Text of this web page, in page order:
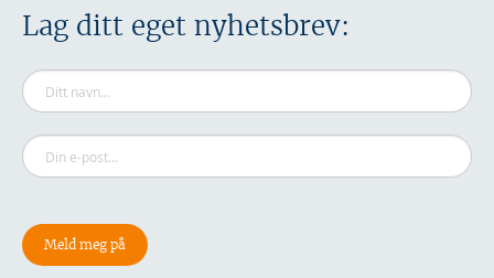
Lag ditt eget nyhetsbrev: